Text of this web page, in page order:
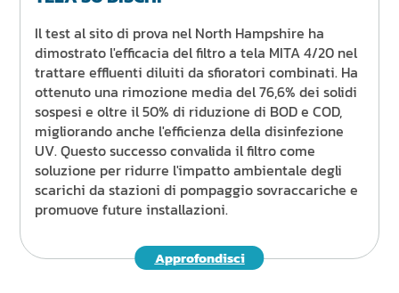
Il test al sito di prova nel North Hampshire ha
dimostrato l'efficacia del filtro a tela MITA 4/20 nel
trattare effluenti diluiti da sfioratori combinati. Ha
ottenuto una rimozione media del 76,6% dei solidi
sospesi e oltre il 50% di riduzione di BOD e COD,
migliorando anche l'efficienza della disinfezione
UV. Questo successo convalida il filtro come
soluzione per ridurre l'impatto ambientale degli
scarichi da stazioni di pompaggio sovraccariche e
promuove future installazioni.
Approfondisci